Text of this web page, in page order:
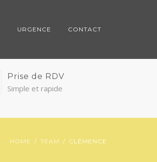
URGENCE CONTACT
Prise de RDV
Simple et rapide
HOME TEAM CLÉMENCE